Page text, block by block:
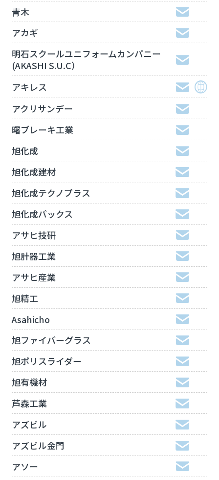
青木
アカギ
明石スクールユニフォームカンパニー
(AKASHI S.U.C）
アキレス
アクリサンデー
曙ブレーキ工業
旭化成
旭化成建材
旭化成テクノプラス
旭化成パックス
アサヒ技研
旭計器工業
アサヒ産業
旭精工
Asahicho
旭ファイバーグラス
旭ポリスライダー
旭有機材
芦森工業
アズビル
アズビル金門
アソー